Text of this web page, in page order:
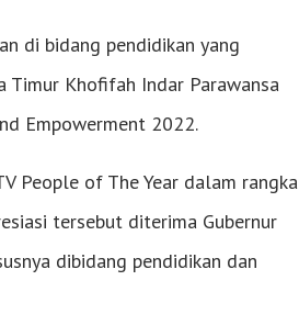
di bidang pendidikan yang
Timur Khofifah Indar Parawansa
Empowerment 2022.
People of The Year dalam rangka
tersebut diterima Gubernur
dibidang pendidikan dan